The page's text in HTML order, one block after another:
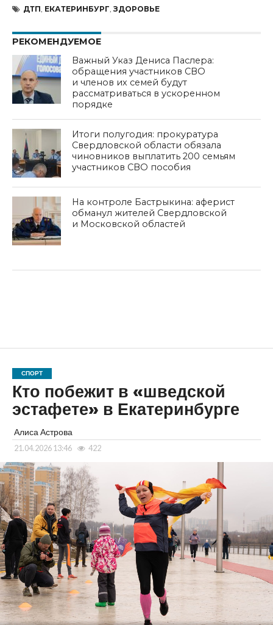
ДТП ЕКАТЕРИНБУРГ ЗДОРОВЬЕ
РЕКОМЕНДУЕМОЕ
Важный Указ Дениса Паслера:
обращения участников СВО
и членов их семей будут
рассматриваться в ускоренном
порядке
Итоги полугодия: прокуратура
Свердловской области обязала
чиновников выплатить 200 семьям
участников СВО пособия
На контроле Бастрыкина: аферист
обманул жителей Свердловской
и Московской областей
СПОРТ
Кто побежит в «шведской
эстафете» в Екатеринбурге
Алиса Астрова
21.04.2026 13:46 422